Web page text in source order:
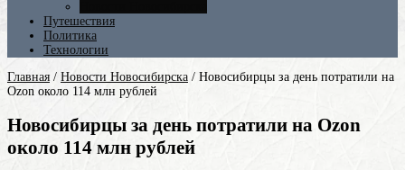
Путешествия
Политика
Технологии
Главная / Новости Новосибирска / Новосибирцы за день потратили на
Ozon около 114 млн рублей
Новосибирцы за день потратили на Ozon
около 114 млн рублей